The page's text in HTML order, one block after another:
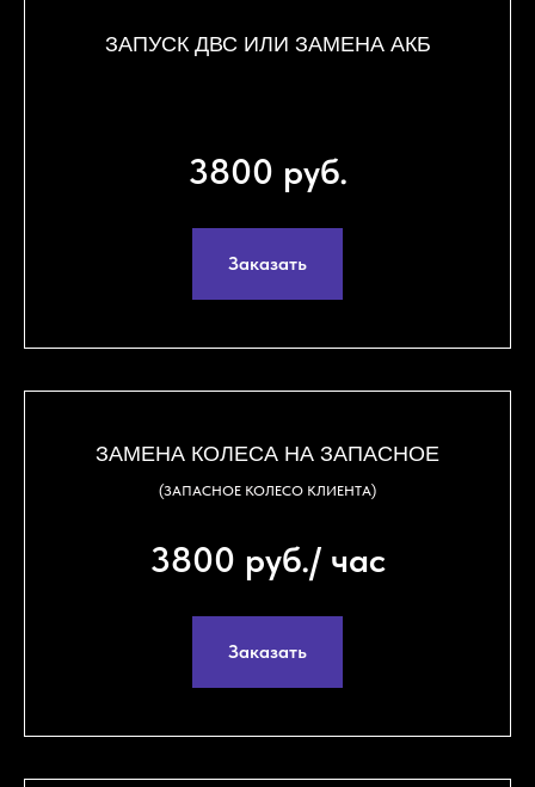
ЗАПУСК ДВС ИЛИ ЗАМЕНА АКБ
3800 руб.
Заказать
ЗАМЕНА КОЛЕСА НА ЗАПАСНОЕ
(ЗАПАСНОЕ КОЛЕСО КЛИЕНТА)
3800 руб./ час
Заказать